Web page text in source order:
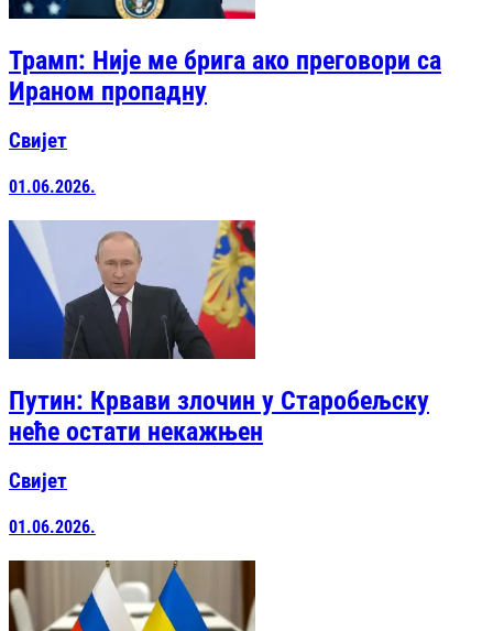
Трамп: Није ме брига ако преговори са
Ираном пропадну
Свијет
01.06.2026.
Путин: Крвави злочин у Старобељску
неће остати некажњен
Свијет
01.06.2026.